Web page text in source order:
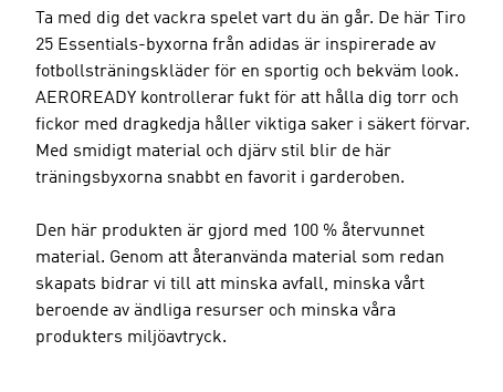
Ta med dig det vackra spelet vart du än går. De här Tiro
25 Essentials-byxorna från adidas är inspirerade av
fotbollsträningskläder för en sportig och bekväm look.
AEROREADY kontrollerar fukt för att hålla dig torr och
fickor med dragkedja håller viktiga saker i säkert förvar.
Med smidigt material och djärv stil blir de här
träningsbyxorna snabbt en favorit i garderoben.
Den här produkten är gjord med 100 % återvunnet
material. Genom att återanvända material som redan
skapats bidrar vi till att minska avfall, minska vårt
beroende av ändliga resurser och minska våra
produkters miljöavtryck.